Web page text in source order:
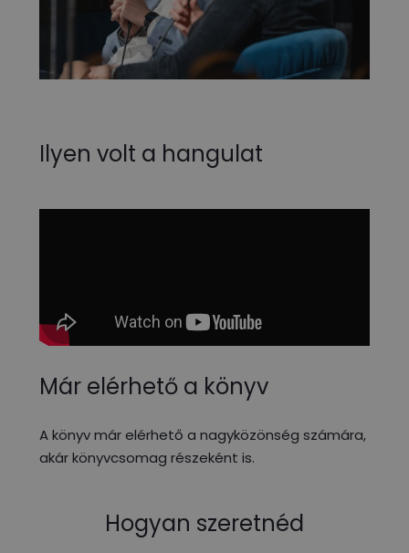
Ilyen volt a hangulat
Már elérhető a könyv
A könyv már elérhető a nagyközönség számára,
akár könyvcsomag részeként is.
Hogyan szeretnéd